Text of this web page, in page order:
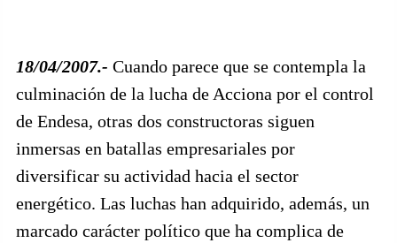
18/04/2007.- Cuando parece que se contempla la
culminación de la lucha de Acciona por el control
de Endesa, otras dos constructoras siguen
inmersas en batallas empresariales por
diversificar su actividad hacia el sector
energético. Las luchas han adquirido, además, un
marcado carácter político que ha complica de